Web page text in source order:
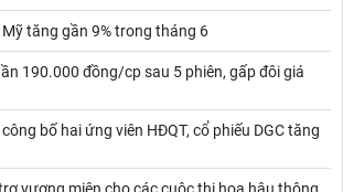
tăng gần 9% trong tháng 6
190.000 đồng/cp sau 5 phiên, gấp đôi giá
bố hai ứng viên HĐQT, cổ phiếu DGC tăng
vương miện cho các cuộc thi hoa hậu thông